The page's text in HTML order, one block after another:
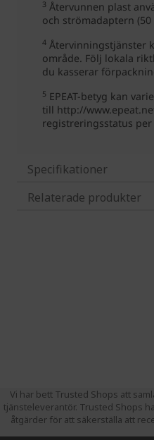
Specifikationer
Relaterade produkter
Vi har bett Trusted Shops att
tjänsteleverantör. Trusted Shops
åtgärder för att säkerställa att